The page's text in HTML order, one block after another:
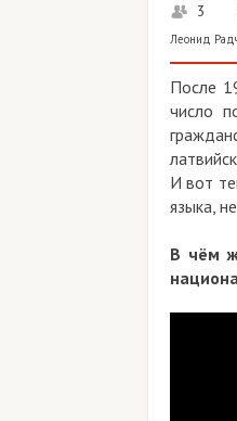
3
Леонид
После
число
И вот
языка,
В чём